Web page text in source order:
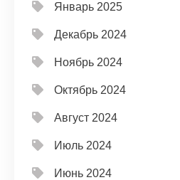
Январь 2025
Декабрь 2024
Ноябрь 2024
Октябрь 2024
Август 2024
Июль 2024
Июнь 2024